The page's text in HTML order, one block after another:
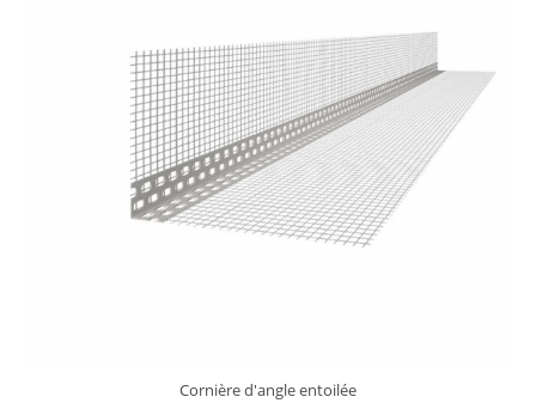
Cornière d'angle entoilée